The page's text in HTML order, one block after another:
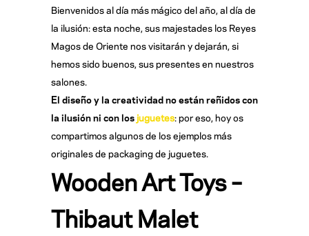
Bienvenidos al día más mágico del año, al día de
la ilusión: esta noche, sus majestades los Reyes
Magos de Oriente nos visitarán y dejarán, si
hemos sido buenos, sus presentes en nuestros
salones.
El diseño y la creatividad no están reñidos con
la ilusión ni con los juguetes: por eso, hoy os
compartimos algunos de los ejemplos más
originales de packaging de juguetes.
Wooden Art Toys –
Thibaut Malet